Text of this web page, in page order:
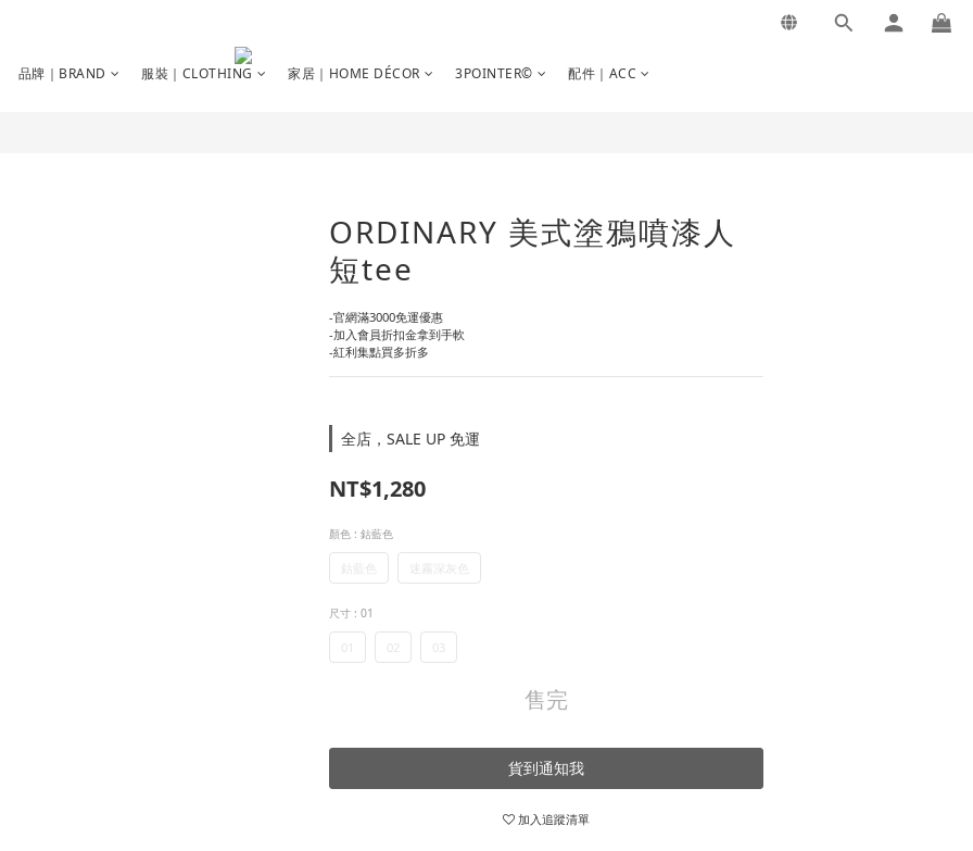
品牌｜BRAND 服裝｜CLOTHING 家居｜HOME DÉCOR 3POINTER© 配件｜ACC
ORDINARY 美式塗鴉噴漆人
短tee
-官網滿3000免運優惠
-加入會員折扣金拿到手軟
-紅利集點買多折多
全店，SALE UP 免運
NT$1,280
顏色 : 鈷藍色
鈷藍色 迷霧深灰色
尺寸 : 01
01 02 03
售完
貨到通知我
加入追蹤清單